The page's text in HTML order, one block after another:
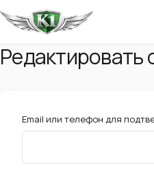
Редактировать
Email или телефон для